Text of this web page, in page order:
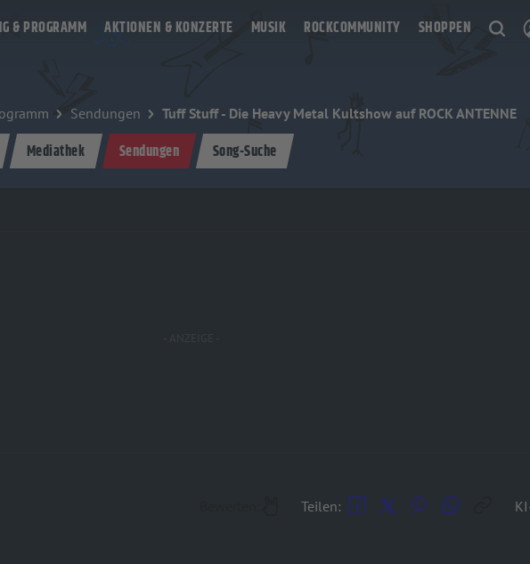
& PROGRAMM AKTIONEN & KONZERTE MUSIK ROCKCOMMUNITY SHOPPEN
Sendungen Tuff Stuff - Die Heavy Metal Kultshow auf ROCK ANTENNE
Mediathek Sendungen Song-Suche
Teilen: